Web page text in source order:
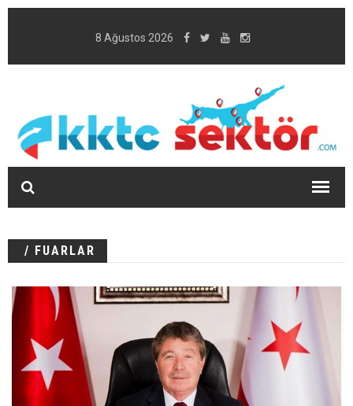
8 Ağustos 2026
/ FUARLAR